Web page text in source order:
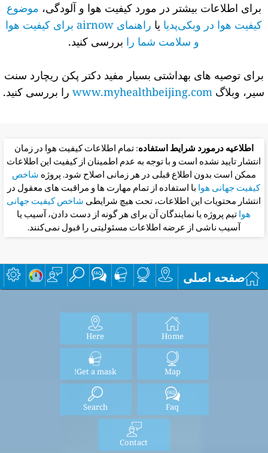
برای اطلاعات بیشتر در مورد کیفیت هوا و آلودگی، موضوع
کیفیت هوا در ویکی‌پدیایا
راهنمای airnow برای کیفیت هوا
و سلامت شما را بررسی کنید.
برای توصیه های بهداشتی بسیار مفید دکتر پکن ریچارد سنت
سیر، وبلاگ www.myhealthbeijing.comرا بررسی کنید.
اطلاعیه درمورد شرایط استفاده: تمام اطلاعات کیفیت هوا در زمان
انتشار تایید نشده است و با توجه به عدم اطمینان از کیفیت این اطلاعات
ممکن است بدون اطلاع قبلی در هر زمانی اصلاح شود. پروژهشاخص
کیفیت جهانی هوابا استفاده از تمام مهارت ها و مراقبت های معقول در
انتشار محتویات این اطلاعات، تحت هیچ شرایطیشاخص کیفیت جهانی
هواتیم پروژه یا نمایندگان آن برای هر گونه از دست دادن، آسیب یا
آسیب ناشی از عرضه اطلاعات مسئولیتی را قبول نمی‌کنند.
صفحه اصلی
Home
Here
Map
Get a mask!
Faq
Search
Contact